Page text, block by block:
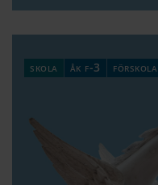
skola åk f-3 förskola